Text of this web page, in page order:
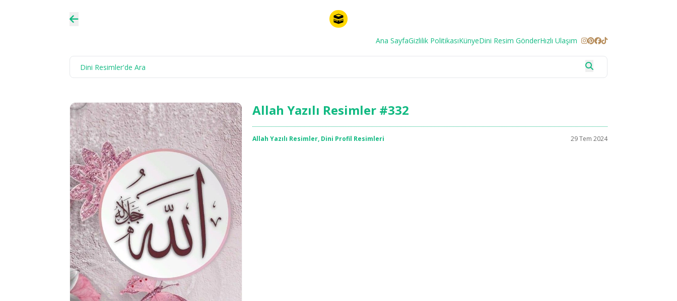
Ana SayfaGizlilik PolitikasıKünyeDini Resim GönderHızlı Ulaşım
Allah Yazılı Resimler #332
Allah Yazılı Resimler, Dini Profil Resimleri 29 Tem 2024